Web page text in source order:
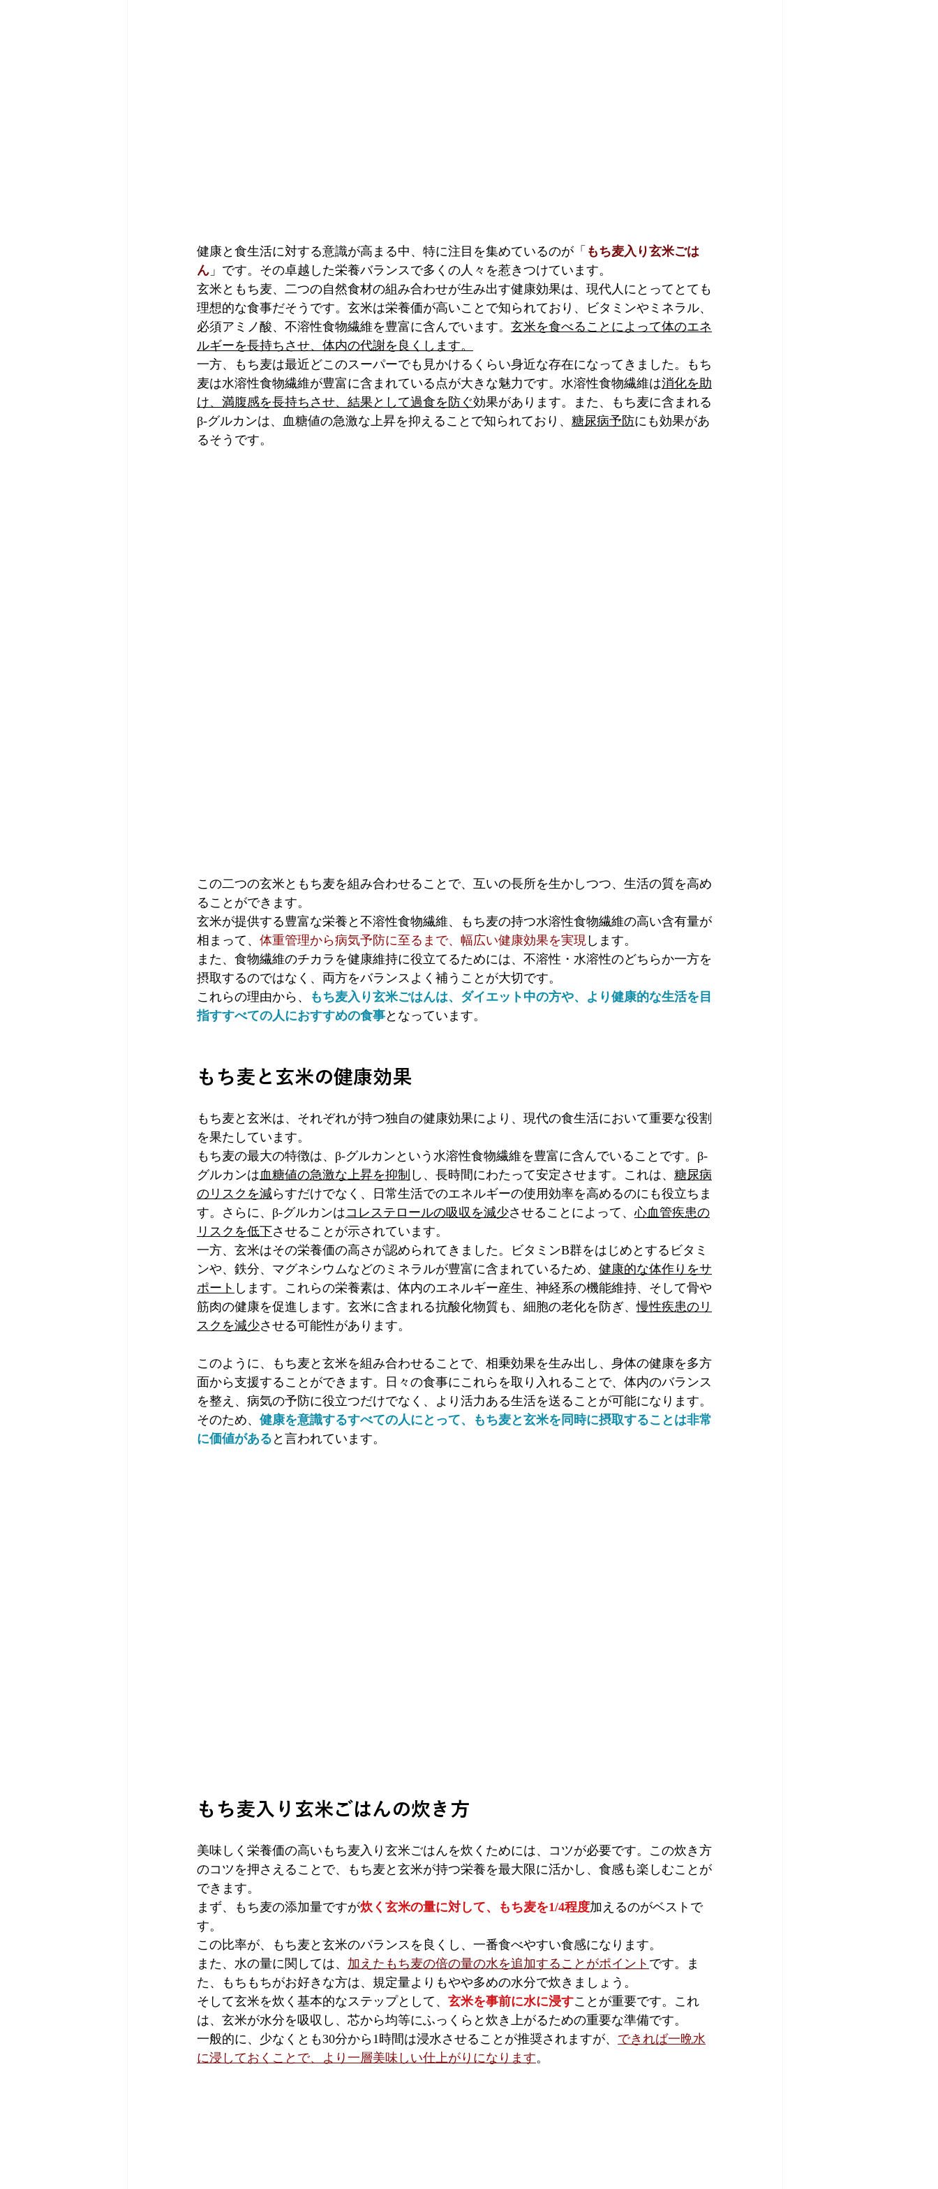
健康と食生活に対する意識が高まる中、特に注目を集めているのが「 もち麦入り玄米ごは
ん 」です。その卓越した栄養バランスで多くの人々を惹きつけています。
玄米ともち麦、二つの自然食材の組み合わせが生み出す健康効果は、現代人にとってとても
理想的な食事だそうです。玄米は栄養価が高いことで知られており、ビタミンやミネラル、
必須アミノ酸、不溶性食物繊維を豊富に含んでいます。 玄米を食べることによって体のエネ
ルギーを長持ちさせ、体内の代謝を良くします。
一方、もち麦は最近どこのスーパーでも見かけるくらい身近な存在になってきました。もち
麦は水溶性食物繊維が豊富に含まれている点が大きな魅力です。水溶性食物繊維は消化を助
け、満腹感を長持ちさせ、結果として過食を防ぐ効果があります。また、もち麦に含まれる
β-グルカンは、血糖値の急激な上昇を抑えることで知られており、 糖尿病予防にも効果があ
るそうです。
この二つの玄米ともち麦を組み合わせることで、互いの長所を生かしつつ、生活の質を高め
ることができます。
玄米が提供する豊富な栄養と不溶性食物繊維、もち麦の持つ水溶性食物繊維の高い含有量が
相まって、 体重管理から病気予防に至るまで、幅広い健康効果を実現 します。
また、食物繊維のチカラを健康維持に役立てるためには、不溶性・水溶性のどちらか一方を
摂取するのではなく、両方をバランスよく補うことが大切です。
これらの理由から、
もち麦入り玄米ごはんは、ダイエット中の方や、より健康的な生活を目
指すすべての人におすすめの食事となっています。
もち麦と玄米の健康効果
もち麦と玄米は、それぞれが持つ独自の健康効果により、現代の食生活において重要な役割
を果たしています。
もち麦の最大の特徴は、β-グルカンという水溶性食物繊維を豊富に含んでいることです。β-
グルカンは血糖値の急激な上昇を抑制 し、長時間にわたって安定させます。これは、 糖尿病
のリスクを減らすだけでなく、日常生活でのエネルギーの使用効率を高めるのにも役立ちま
す。さらに、β-グルカンはコレステロールの吸収を減少させることによって、心血管疾患の
リスクを低下させることが示されています。
一方、玄米はその栄養価の高さが認められてきました。ビタミンB群をはじめとするビタミ
ンや、鉄分、マグネシウムなどのミネラルが豊富に含まれているため、 健康的な体作りをサ
ポート します。これらの栄養素は、体内のエネルギー産生、神経系の機能維持、そして骨や
筋肉の健康を促進します。玄米に含まれる抗酸化物質も、細胞の老化を防ぎ、慢性疾患のリ
スクを減少させる可能性があります。
このように、もち麦と玄米を組み合わせることで、相乗効果を生み出し、身体の健康を多方
面から支援することができます。日々の食事にこれらを取り入れることで、体内のバランス
を整え、病気の予防に役立つだけでなく、より活力ある生活を送ることが可能になります。
そのため、 健康を意識するすべての人にとって、もち麦と玄米を同時に摂取することは非常
に価値がある と言われています。
もち麦入り玄米ごはんの炊き方
美味しく栄養価の高いもち麦入り玄米ごはんを炊くためには、コツが必要です。この炊き方
のコツを押さえることで、もち麦と玄米が持つ栄養を最大限に活かし、食感も楽しむことが
できます。
まず、もち麦の添加量ですが炊く玄米の量に対して、もち麦を1/4程度加えるのがベストで
す。
この比率が、もち麦と玄米のバランスを良くし、一番食べやすい食感になります。
また、水の量に関しては、 加えたもち麦の倍の量の水を追加することがポイント です。ま
た、もちもちがお好きな方は、規定量よりもやや多めの水分で炊きましょう。
そして玄米を炊く基本的なステップとして、 玄米を事前に水に浸すことが重要です。これ
は、玄米が水分を吸収し、芯から均等にふっくらと炊き上がるための重要な準備です。
一般的に、少なくとも30分から1時間は浸水させることが推奨されますが、 できれば一晩水
に浸しておくことで、より一層美味しい仕上がりになります。